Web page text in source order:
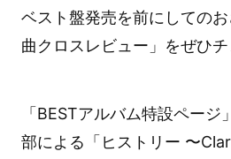
ベスト盤発売を前にしての
曲クロスレビュー」をぜひチ
「BESTアルバム特設ペー
部による「ヒストリー 〜